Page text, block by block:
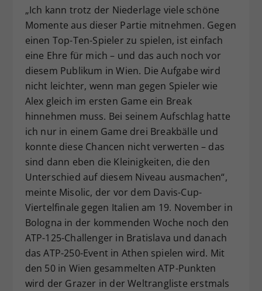
„Ich kann trotz der Niederlage viele schöne
Momente aus dieser Partie mitnehmen. Gegen
einen Top-Ten-Spieler zu spielen, ist einfach
eine Ehre für mich – und das auch noch vor
diesem Publikum in Wien. Die Aufgabe wird
nicht leichter, wenn man gegen Spieler wie
Alex gleich im ersten Game ein Break
hinnehmen muss. Bei seinem Aufschlag hatte
ich nur in einem Game drei Breakbälle und
konnte diese Chancen nicht verwerten – das
sind dann eben die Kleinigkeiten, die den
Unterschied auf diesem Niveau ausmachen“,
meinte Misolic, der vor dem Davis-Cup-
Viertelfinale gegen Italien am 19. November in
Bologna in der kommenden Woche noch den
ATP-125-Challenger in Bratislava und danach
das ATP-250-Event in Athen spielen wird. Mit
den 50 in Wien gesammelten ATP-Punkten
wird der Grazer in der Weltrangliste erstmals